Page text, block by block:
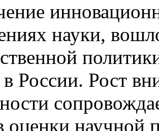
науки,
России. Рост
оценки научной